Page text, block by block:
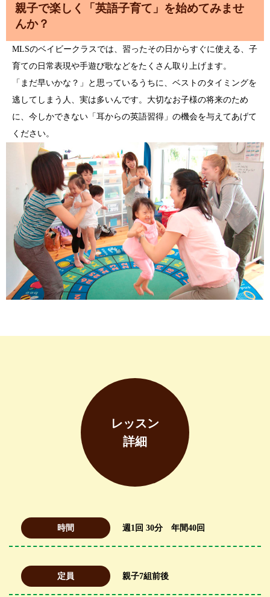
親子で楽しく「英語子育て」を始めてみませ
んか？
MLSのベイビークラスでは、習ったその日からすぐに使える、子
育ての日常表現や手遊び歌などをたくさん取り上げます。
「まだ早いかな？」と思っているうちに、ベストのタイミングを
逃してしまう人、実は多いんです。大切なお子様の将来のため
に、今しかできない「耳からの英語習得」の機会を与えてあげて
ください。
レッスン
詳細
時間 週1回 30分 年間40回
定員 親子7組前後